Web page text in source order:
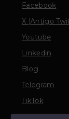
Facebook
X (Antigo
Youtube
Linkedin
Blog
Telegram
TikTok